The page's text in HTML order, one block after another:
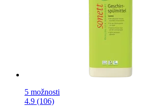
5 možnosti
4.9 (106)